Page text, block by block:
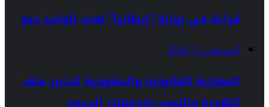
قراءة في رواية “إيطانيا” لعبد الواحد حنو
أغسطس 5, 2026
المقاربة القانونية والحقوقية لتدبير ملف